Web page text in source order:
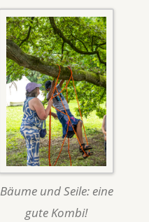
Bäume und Seile: eine
gute Kombi!